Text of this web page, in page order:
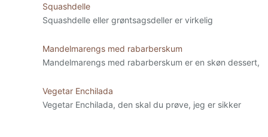
Squashdelle
Squashdelle eller grøntsagsdeller er virkelig
Mandelmarengs med rabarberskum
Mandelmarengs med rabarberskum er en skøn dessert,
Vegetar Enchilada
Vegetar Enchilada, den skal du prøve, jeg er sikker